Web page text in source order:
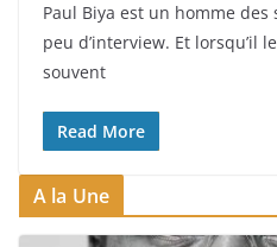
Paul Biya est un homme
peu d’interview. Et lorsqu’il
souvent
Read More
A la Une